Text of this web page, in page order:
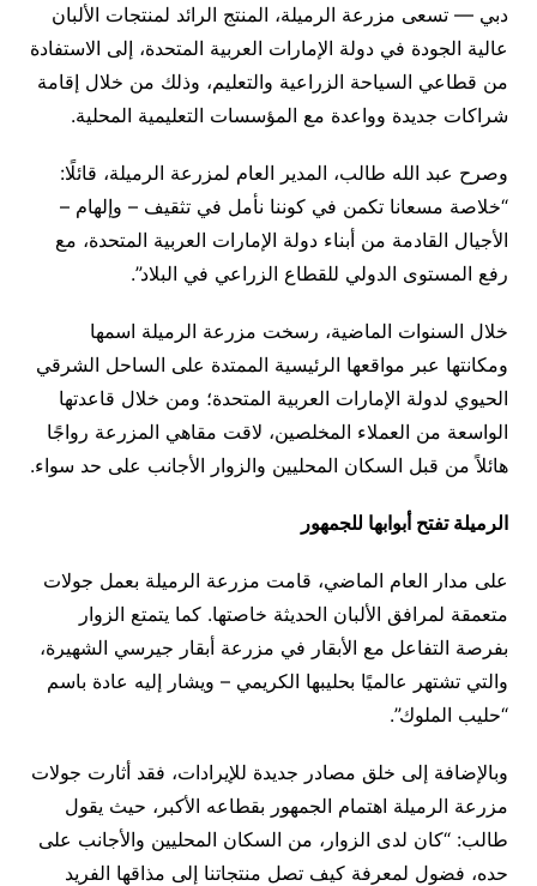
دبي — تسعى مزرعة الرميلة، المنتج الرائد لمنتجات الألبان
عالية الجودة في دولة الإمارات العربية المتحدة، إلى الاستفادة
من قطاعي السياحة الزراعية والتعليم، وذلك من خلال إقامة
شراكات جديدة وواعدة مع المؤسسات التعليمية المحلية.
وصرح عبد الله طالب، المدير العام لمزرعة الرميلة، قائلًا:
“خلاصة مسعانا تكمن في كوننا نأمل في تثقيف – وإلهام –
الأجيال القادمة من أبناء دولة الإمارات العربية المتحدة، مع
رفع المستوى الدولي للقطاع الزراعي في البلاد”.
خلال السنوات الماضية، رسخت مزرعة الرميلة اسمها
ومكانتها عبر مواقعها الرئيسية الممتدة على الساحل الشرقي
الحيوي لدولة الإمارات العربية المتحدة؛ ومن خلال قاعدتها
الواسعة من العملاء المخلصين، لاقت مقاهي المزرعة رواجًا
هائلاً من قبل السكان المحليين والزوار الأجانب على حد سواء.
الرميلة تفتح أبوابها للجمهور
على مدار العام الماضي، قامت مزرعة الرميلة بعمل جولات
متعمقة لمرافق الألبان الحديثة خاصتها. كما يتمتع الزوار
بفرصة التفاعل مع الأبقار في مزرعة أبقار جيرسي الشهيرة،
والتي تشتهر عالميًا بحليبها الكريمي – ويشار إليه عادة باسم
“حليب الملوك”.
وبالإضافة إلى خلق مصادر جديدة للإيرادات، فقد أثارت جولات
مزرعة الرميلة اهتمام الجمهور بقطاعه الأكبر، حيث يقول
طالب: “كان لدى الزوار، من السكان المحليين والأجانب على
حده، فضول لمعرفة كيف تصل منتجاتنا إلى مذاقها الفريد